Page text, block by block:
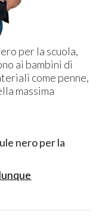
per la scuola,
ai bambini di
come penne,
massima
nero per la